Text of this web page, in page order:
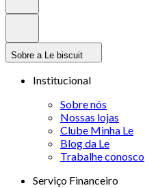
Sobre a Le biscuit
Institucional
Sobre nós
Nossas lojas
Clube Minha Le
Blog da Le
Trabalhe conosco
Serviço Financeiro